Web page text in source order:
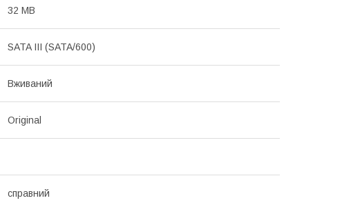
32 MB
SATA III (SATA/600)
Вживаний
Original
справний